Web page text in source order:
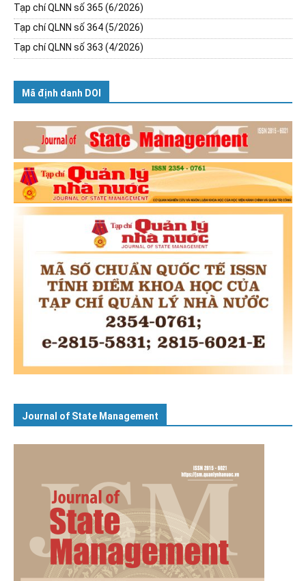
Tạp chí QLNN số 365 (6/2026)
Tạp chí QLNN số 364 (5/2026)
Tạp chí QLNN số 363 (4/2026)
Mã định danh DOI
Journal of State Management